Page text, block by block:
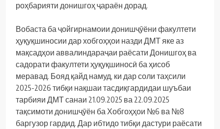
роҳбарияти донишгоҳ ҷараён дорад.
Вобаста ба ҷойгирнамоии донишҷӯёни факултети
ҳуқуқшиносии дар хобгоҳҳои назди ДМТ яке аз
мақсадҳои аввалиндараҷаи раёсати Донишгоҳ ва
садорати факултети ҳуқуқшиносӣ ба ҳисоб
меравад. Бояд қайд намуд, ки дар соли таҳсили
2025-2026 тибқи нақшаи тасдиқгардидаи шуъбаи
тарбияи ДМТ санаи 21.09.2025 ва 22.09.2025
тақсимоти донишҷӯён ба Хобгоҳҳои №6 ва №8
баргузор гардид. Дар ибтидо тибқи дастури раёсати